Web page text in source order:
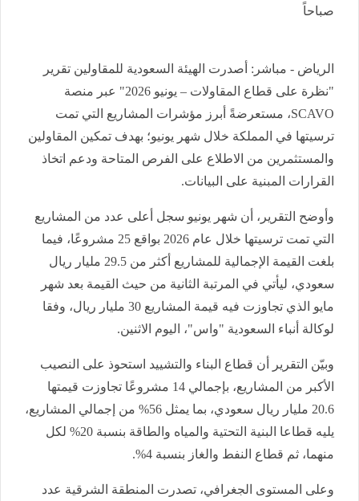
صباحاً
الرياض - مباشر: أصدرت الهيئة السعودية للمقاولين تقرير
"نظرة على قطاع المقاولات – يونيو 2026" عبر منصة
SCAVO، مستعرضةً أبرز مؤشرات المشاريع التي تمت
ترسيتها في المملكة خلال شهر يونيو؛ بهدف تمكين المقاولين
والمستثمرين من الاطلاع على الفرص المتاحة ودعم اتخاذ
القرارات المبنية على البيانات.
وأوضح التقرير، أن شهر يونيو سجل أعلى عدد من المشاريع
التي تمت ترسيتها خلال عام 2026 بواقع 25 مشروعًا، فيما
بلغت القيمة الإجمالية للمشاريع أكثر من 29.5 مليار ريال
سعودي، ليأتي في المرتبة الثانية من حيث القيمة بعد شهر
مايو الذي تجاوزت فيه قيمة المشاريع 30 مليار ريال، وفقا
لوكالة أنباء السعودية "واس"، اليوم الاثنين.
وبيّن التقرير أن قطاع البناء والتشييد استحوذ على النصيب
الأكبر من المشاريع، بإجمالي 14 مشروعًا تجاوزت قيمتها
20.6 مليار ريال سعودي، بما يمثل 56% من إجمالي المشاريع،
يليه قطاعا البنية التحتية والمياه والطاقة بنسبة 20% لكل
منهما، ثم قطاع النفط والغاز بنسبة 4%.
وعلى المستوى الجغرافي، تصدرت المنطقة الشرقية عدد